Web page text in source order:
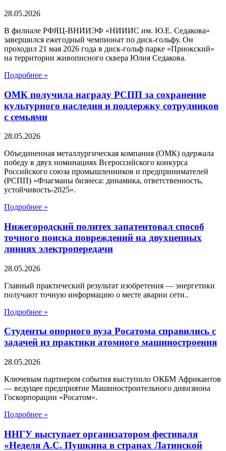
28.05.2026
В филиале РФЯЦ-ВНИИЭФ «НИИИС им. Ю.Е. Седакова»
завершился ежегодный чемпионат по диск-гольфу. Он
проходил 21 мая 2026 года в диск-гольф парке «Приокский»
на территории живописного сквера Юлия Седакова.
Подробнее »
ОМК получила награду РСПП за сохранение
культурного наследия и поддержку сотрудников
с семьями
28.05.2026
Объединенная металлургическая компания (ОМК) одержала
победу в двух номинациях Всероссийского конкурса
Российского союза промышленников и предпринимателей
(РСПП) «Флагманы бизнеса: динамика, ответственность,
устойчивость-2025».
Подробнее »
Нижегородский политех запатентовал способ
точного поиска повреждений на двухцепных
линиях электропередачи
28.05.2026
Главный практический результат изобретения — энергетики
получают точную информацию о месте аварии сети..
Подробнее »
Студенты опорного вуза Росатома справились с
задачей из практики атомного машиностроения
28.05.2026
Ключевым партнером события выступило ОКБМ Африкантов
— ведущее предприятие Машиностроительного дивизиона
Госкорпорации «Росатом».
Подробнее »
ННГУ выступает организатором фестиваля
«Неделя А.С. Пушкина в странах Латинской